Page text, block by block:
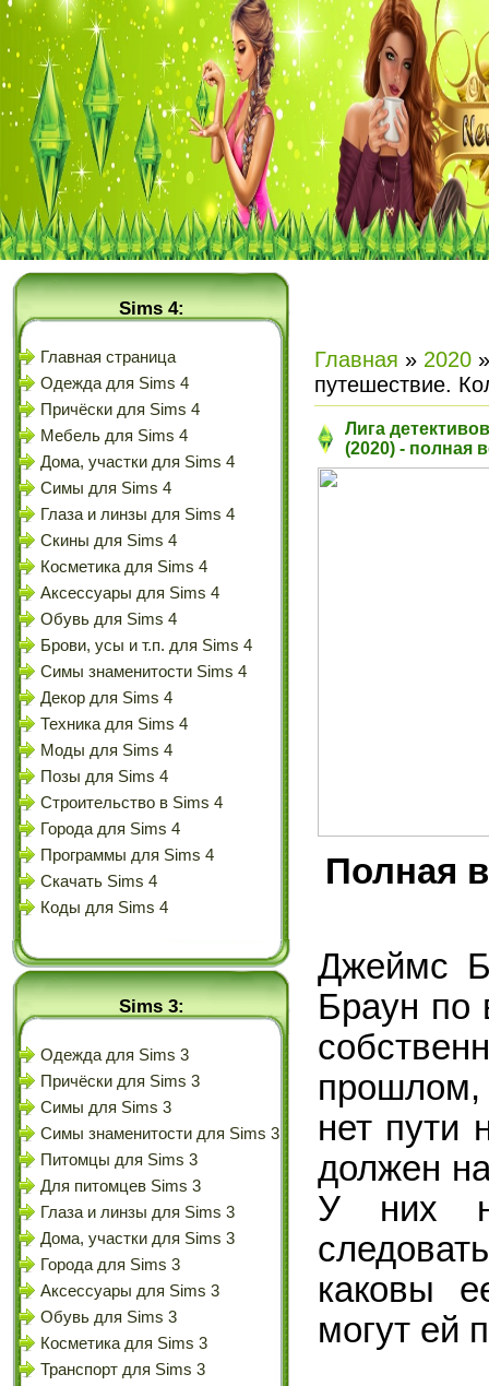
Sims 4:
Главная страница
Одежда для Sims 4
Причёски для Sims 4
Мебель для Sims 4
Дома, участки для Sims 4
Симы для Sims 4
Глаза и линзы для Sims 4
Скины для Sims 4
Косметика для Sims 4
Аксессуары для Sims 4
Обувь для Sims 4
Брови, усы и т.п. для Sims 4
Симы знаменитости Sims 4
Декор для Sims 4
Техника для Sims 4
Моды для Sims 4
Позы для Sims 4
Строительство в Sims 4
Города для Sims 4
Программы для Sims 4
Скачать Sims 4
Коды для Sims 4
Sims 3:
Одежда для Sims 3
Причёски для Sims 3
Симы для Sims 3
Симы знаменитости для Sims 3
Питомцы для Sims 3
Для питомцев Sims 3
Глаза и линзы для Sims 3
Дома, участки для Sims 3
Города для Sims 3
Аксессуары для Sims 3
Обувь для Sims 3
Косметика для Sims 3
Транспорт для Sims 3
Главная » 2020 »
путешествие.
Лига
(2020) - полная
Полная
Джеймс
Браун по
нет пути
должен
У них
каковы
могут ей